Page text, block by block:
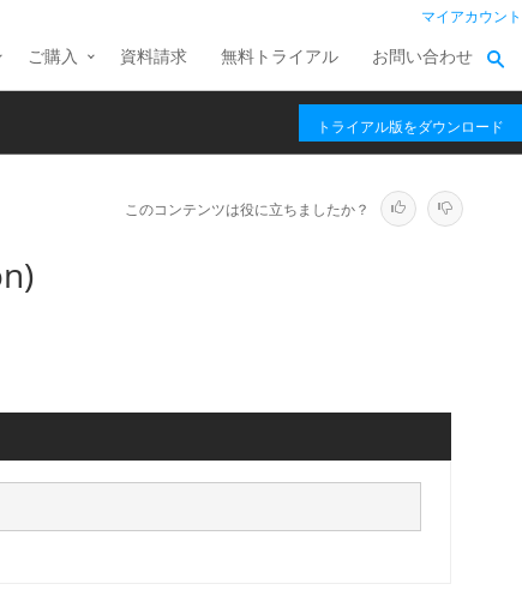
マイアカウント
ご購入 資料請求 無料トライアル お問い合わせ
トライアル版をダウンロード
このコンテンツは役に立ちましたか？